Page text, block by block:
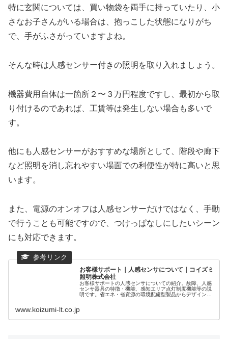
特に玄関については、買い物袋を両手に持っていたり、小
さなお子さんがいる場合は、抱っこした状態になりがち
で、手がふさがっていますよね。
そんな時は人感センサー付きの照明を取り入れましょう。
機器費用自体は一箇所２〜３万円程度ですし、最初から取
り付けるのであれば、工賃等は発生しない場合も多いで
す。
他にも人感センサーがおすすめな場所として、階段や廊下
など照明を消し忘れやすい場面での利便性が特に高いと思
います。
また、電源のオンオフは人感センサーだけではなく、手動
で行うことも可能ですので、つけっぱなしにしたいシーン
にも対応できます。
お客様サポート｜人感センサについて｜コイズミ
照明株式会社
お客様サポートの人感センサについての紹介。故障、人感
センサ器具の特徴・機能、感知エリア点灯制度機能等の説
明です。省エネ・省資源の環境配慮型製品からデザイン照
www.koizumi-lt.co.jp